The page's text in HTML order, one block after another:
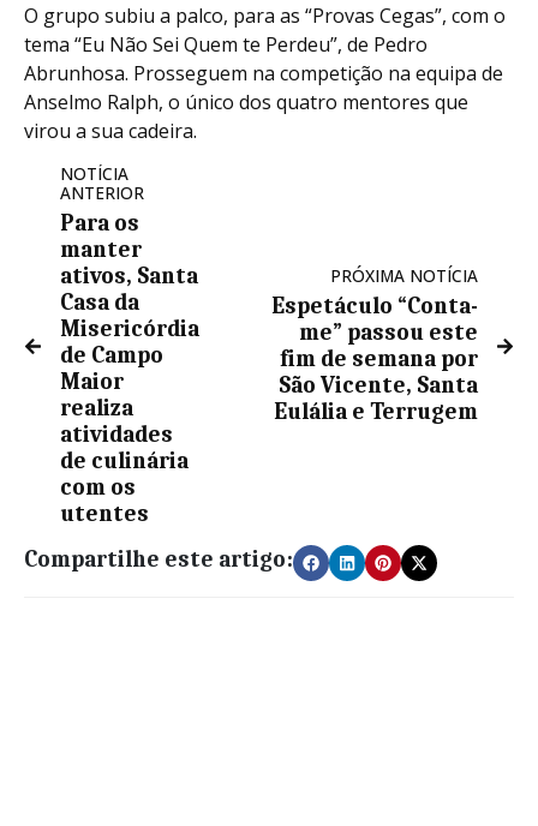
O grupo subiu a palco, para as “Provas Cegas”, com o
tema “Eu Não Sei Quem te Perdeu”, de Pedro
Abrunhosa. Prosseguem na competição na equipa de
Anselmo Ralph, o único dos quatro mentores que
virou a sua cadeira.
NOTÍCIA
ANTERIOR
Para os
manter
ativos, Santa
Casa da
Misericórdia
de Campo
Maior
realiza
atividades
de culinária
com os
utentes
PRÓXIMA NOTÍCIA
Espetáculo “Conta-
me” passou este
fim de semana por
São Vicente, Santa
Eulália e Terrugem
Compartilhe este artigo: